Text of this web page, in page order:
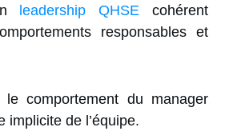
leadership QHSE cohérent
responsables et
comportement du manager
implicite de l’équipe.